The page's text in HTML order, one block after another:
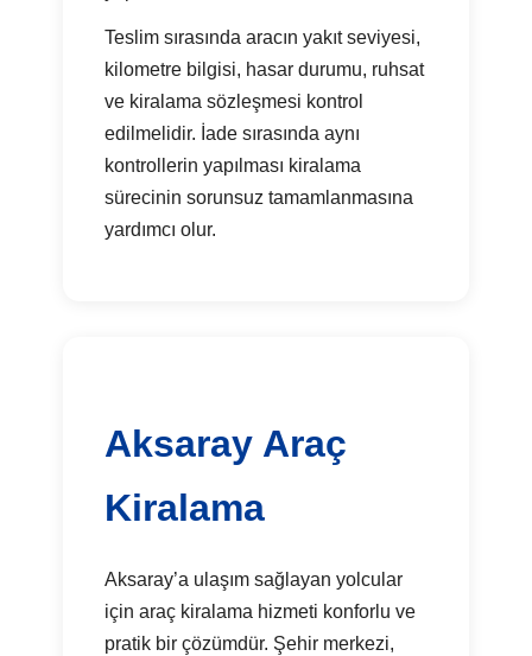
Teslim sırasında aracın yakıt seviyesi,
kilometre bilgisi, hasar durumu, ruhsat
ve kiralama sözleşmesi kontrol
edilmelidir. İade sırasında aynı
kontrollerin yapılması kiralama
sürecinin sorunsuz tamamlanmasına
yardımcı olur.
Aksaray Araç
Kiralama
Aksaray’a ulaşım sağlayan yolcular
için araç kiralama hizmeti konforlu ve
pratik bir çözümdür. Şehir merkezi,